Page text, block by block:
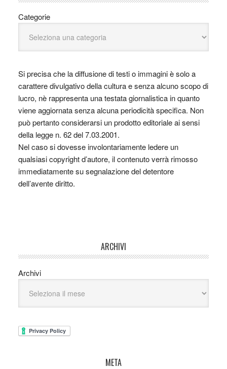
Categorie
Si precisa che la diffusione di testi o immagini è solo a
carattere divulgativo della cultura e senza alcuno scopo di
lucro, nè rappresenta una testata giornalistica in quanto
viene aggiornata senza alcuna periodicità specifica. Non
può pertanto considerarsi un prodotto editoriale ai sensi
della legge n. 62 del 7.03.2001.
Nel caso si dovesse involontariamente ledere un
qualsiasi copyright d’autore, il contenuto verrà rimosso
immediatamente su segnalazione del detentore
dell’avente diritto.
ARCHIVI
Archivi
META